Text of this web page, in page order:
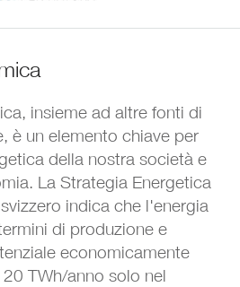
insieme ad altre fonti di
è un elemento chiave per
della nostra società e
La Strategia Energetica
indica che l'energia
di produzione e
economicamente
TWh/anno solo nel